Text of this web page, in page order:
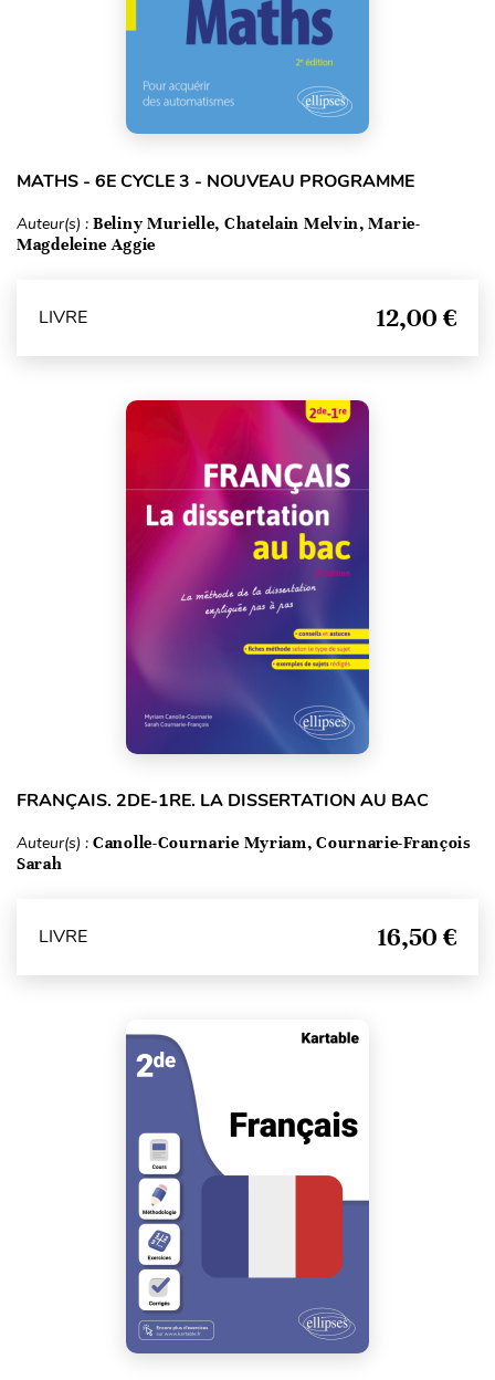
MATHS - 6E CYCLE 3 - NOUVEAU PROGRAMME
Auteur(s) : Beliny Murielle, Chatelain Melvin, Marie-
Magdeleine Aggie
LIVRE 12,00 €
FRANÇAIS. 2DE-1RE. LA DISSERTATION AU BAC
Auteur(s) : Canolle-Cournarie Myriam, Cournarie-François
Sarah
LIVRE 16,50 €